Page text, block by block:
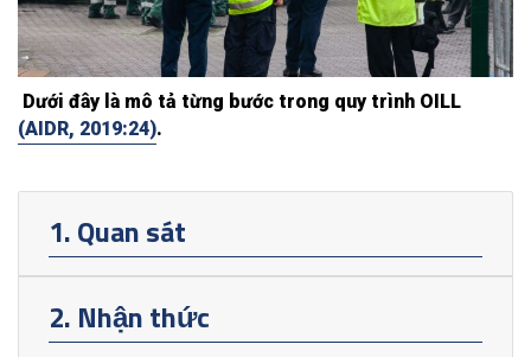
Dưới đây là mô tả từng bước trong quy trình OILL
(AIDR, 2019:24).
1. Quan sát
2. Nhận thức